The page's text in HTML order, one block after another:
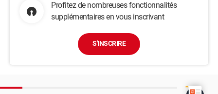
Profitez de nombreuses fonctionnalités
supplémentaires en vous inscrivant
S'INSCRIRE